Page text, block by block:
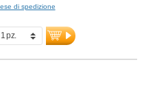
di spedizione